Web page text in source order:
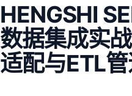
HENGSHI
数据集成实
适配与ETL